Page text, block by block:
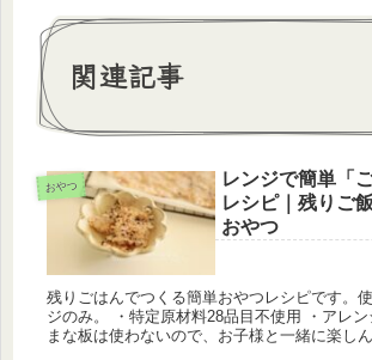
関連記事
おやつ
レンジで簡単「
レシピ｜残りご
おやつ
残りごはんでつくる簡単おやつレシピです。
ジのみ。 ・特定原材料28品目不使用 ・アレ
まな板は使わないので、お子様と一緒に楽し